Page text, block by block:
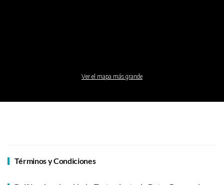
Ver el mapa más grande
Términos y Condiciones